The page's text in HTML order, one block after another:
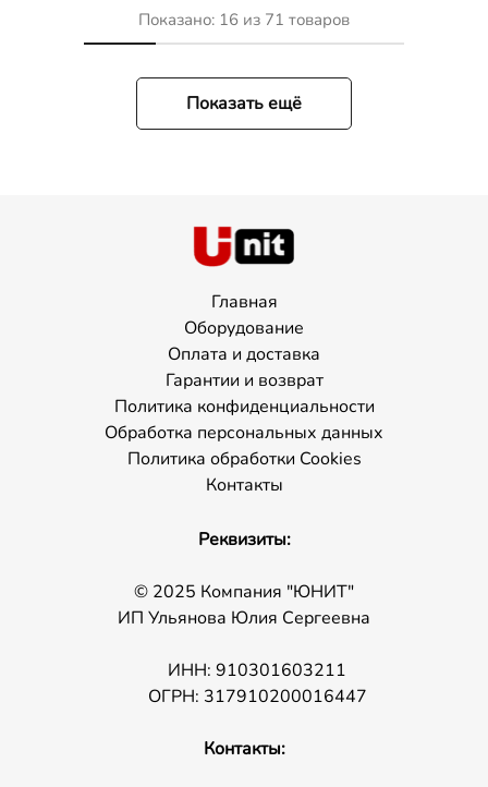
Показано: 16 из 71 товаров
Показать ещё
Главная
Оборудование
Оплата и доставка
Гарантии и возврат
Политика конфиденциальности
Обработка персональных данных
Политика обработки Cookies
Контакты
Реквизиты:
© 2025 Компания "ЮНИТ"
ИП Ульянова Юлия Сергеевна
ИНН: 910301603211
ОГРН: 317910200016447
Контакты: